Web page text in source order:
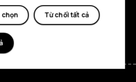
YoutubeLinkedinDiscord
Từ chối tất cả
chọn